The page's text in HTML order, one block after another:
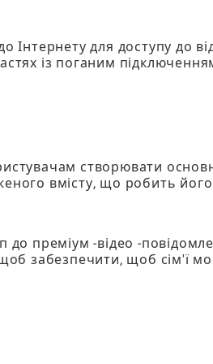
Інтернету для доступу до
із поганим
створювати
вмісту, що робить його
преміум -відео -
забезпечити, щоб сім'ї